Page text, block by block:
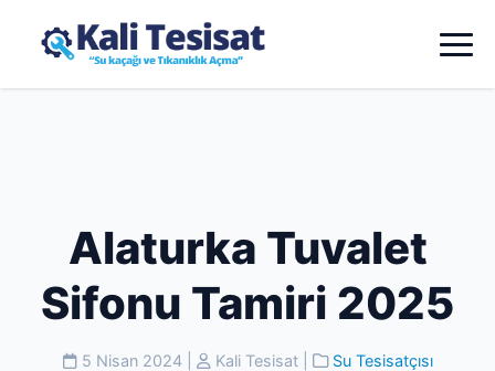
Alaturka Tuvalet
Sifonu Tamiri 2025
5 Nisan 2024| Kali Tesisat| Su Tesisatçısı